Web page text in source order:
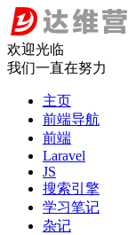
欢迎光临
我们一直在努力
主页
前端导航
前端
Laravel
JS
搜索引擎
学习笔记
杂记